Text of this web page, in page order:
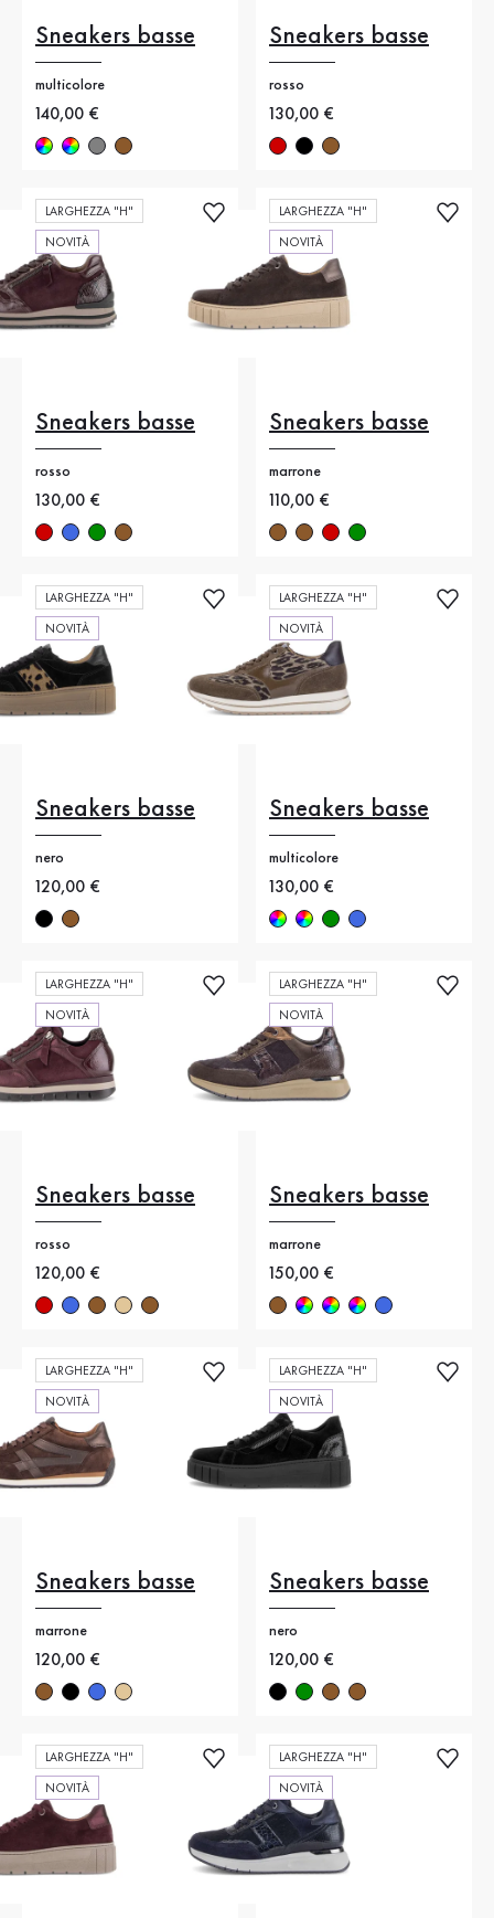
Sneakers basse
multicolore
Nuovo prezzo
140,00 €
Sneakers basse
rosso
Nuovo prezzo
130,00 €
LARGHEZZA "H"
NOVITÀ
Sneakers basse
rosso
Nuovo prezzo
130,00 €
LARGHEZZA "H"
NOVITÀ
Sneakers basse
marrone
Nuovo prezzo
110,00 €
LARGHEZZA "H"
NOVITÀ
Sneakers basse
nero
Nuovo prezzo
120,00 €
LARGHEZZA "H"
NOVITÀ
Sneakers basse
multicolore
Nuovo prezzo
130,00 €
LARGHEZZA "H"
NOVITÀ
Sneakers basse
rosso
Nuovo prezzo
120,00 €
LARGHEZZA "H"
NOVITÀ
Sneakers basse
marrone
Nuovo prezzo
150,00 €
LARGHEZZA "H"
NOVITÀ
Sneakers basse
marrone
Nuovo prezzo
120,00 €
LARGHEZZA "H"
NOVITÀ
Sneakers basse
nero
Nuovo prezzo
120,00 €
LARGHEZZA "H"
NOVITÀ
LARGHEZZA "H"
NOVITÀ